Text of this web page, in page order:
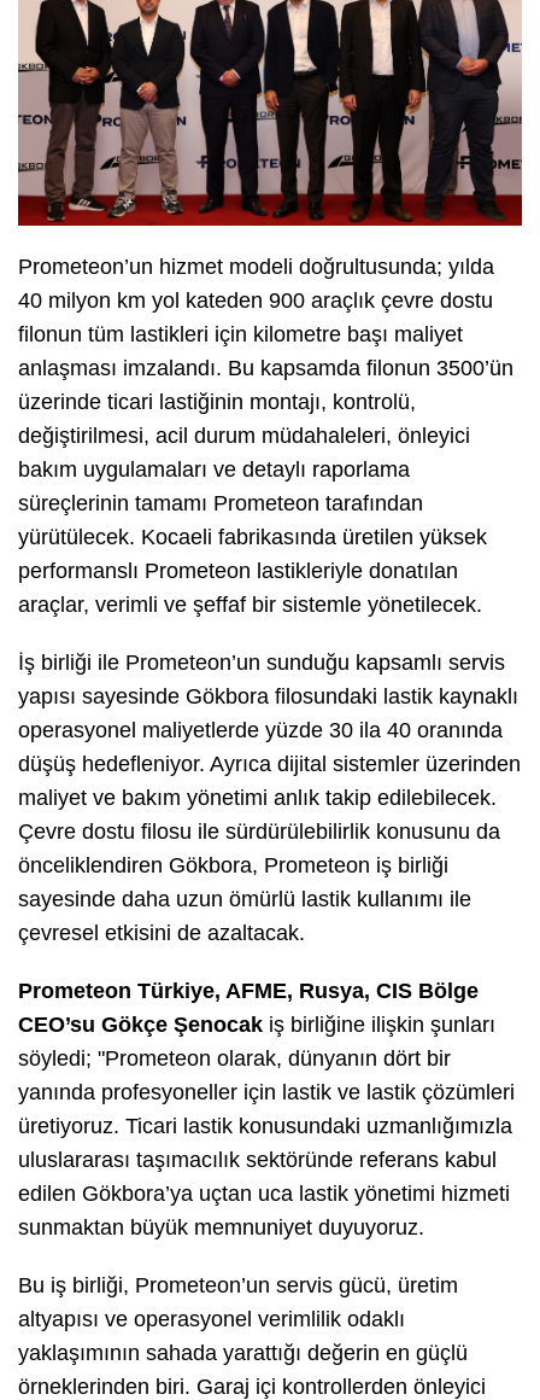
Prometeon’un hizmet modeli doğrultusunda; yılda
40 milyon km yol kateden 900 araçlık çevre dostu
filonun tüm lastikleri için kilometre başı maliyet
anlaşması imzalandı. Bu kapsamda filonun 3500’ün
üzerinde ticari lastiğinin montajı, kontrolü,
değiştirilmesi, acil durum müdahaleleri, önleyici
bakım uygulamaları ve detaylı raporlama
süreçlerinin tamamı Prometeon tarafından
yürütülecek. Kocaeli fabrikasında üretilen yüksek
performanslı Prometeon lastikleriyle donatılan
araçlar, verimli ve şeffaf bir sistemle yönetilecek.
İş birliği ile Prometeon’un sunduğu kapsamlı servis
yapısı sayesinde Gökbora filosundaki lastik kaynaklı
operasyonel maliyetlerde yüzde 30 ila 40 oranında
düşüş hedefleniyor. Ayrıca dijital sistemler üzerinden
maliyet ve bakım yönetimi anlık takip edilebilecek.
Çevre dostu filosu ile sürdürülebilirlik konusunu da
önceliklendiren Gökbora, Prometeon iş birliği
sayesinde daha uzun ömürlü lastik kullanımı ile
çevresel etkisini de azaltacak.
Prometeon Türkiye, AFME, Rusya, CIS Bölge
CEO’su Gökçe Şenocak iş birliğine ilişkin şunları
söyledi; "Prometeon olarak, dünyanın dört bir
yanında profesyoneller için lastik ve lastik çözümleri
üretiyoruz. Ticari lastik konusundaki uzmanlığımızla
uluslararası taşımacılık sektöründe referans kabul
edilen Gökbora’ya uçtan uca lastik yönetimi hizmeti
sunmaktan büyük memnuniyet duyuyoruz.
Bu iş birliği, Prometeon’un servis gücü, üretim
altyapısı ve operasyonel verimlilik odaklı
yaklaşımının sahada yarattığı değerin en güçlü
örneklerinden biri. Garaj içi kontrollerden önleyici